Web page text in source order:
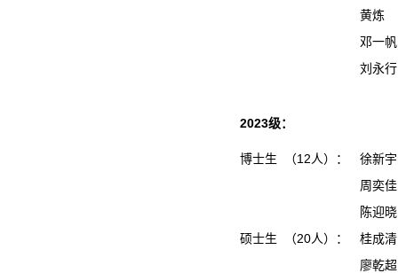
黄炼
邓一
刘永
2023级：
博士生 （12人）：
徐新宇
周奕佳
陈迎晓
硕士生 （20人）：
桂成
廖乾